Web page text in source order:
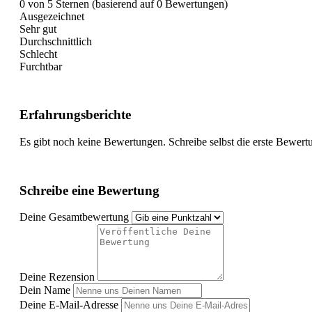
0 von 5 Sternen (basierend auf 0 Bewertungen)
Ausgezeichnet
Sehr gut
Durchschnittlich
Schlecht
Furchtbar
Erfahrungsberichte
Es gibt noch keine Bewertungen. Schreibe selbst die erste
Schreibe eine Bewertung
Deine Gesamtbewertung
Deine Rezension
Dein Name
Deine E-Mail-Adresse